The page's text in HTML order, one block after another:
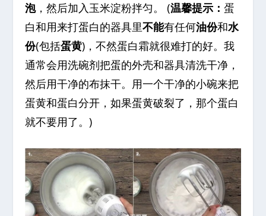
泡，然后加入玉米淀粉拌匀。 (温馨提示：蛋
白和用来打蛋白的器具里不能有任何油份和水
份(包括蛋黄)，不然蛋白霜就很难打的好。我
通常会用洗碗剂把蛋的外壳和器具清洗干净，
然后用干净的布抹干。用一个干净的小碗来把
蛋黄和蛋白分开，如果蛋黄破裂了，那个蛋白
就不要用了。)